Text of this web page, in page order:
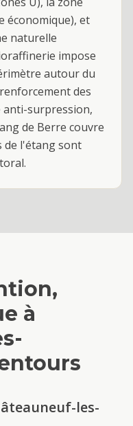
économique), et
naturelle
impose
autour du
des
anti-surpression,
de Berre couvre
de l'étang sont
à
les-